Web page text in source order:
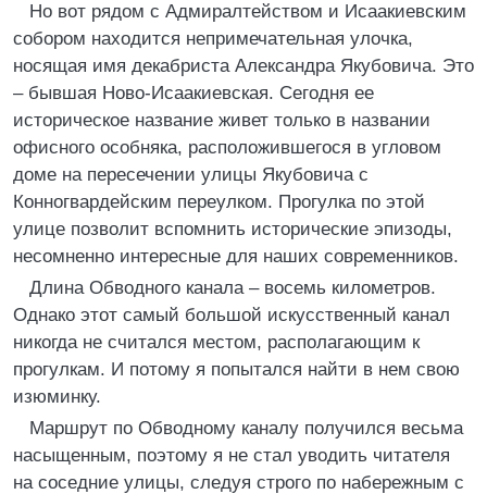
Но вот рядом с Адмиралтейством и Исаакиевским
собором находится непримечательная улочка,
носящая имя декабриста Александра Якубовича. Это
– бывшая Ново-Исаакиевская. Сегодня ее
историческое название живет только в названии
офисного особняка, расположившегося в угловом
доме на пересечении улицы Якубовича с
Конногвардейским переулком. Прогулка по этой
улице позволит вспомнить исторические эпизоды,
несомненно интересные для наших современников.
Длина Обводного канала – восемь километров.
Однако этот самый большой искусственный канал
никогда не считался местом, располагающим к
прогулкам. И потому я попытался найти в нем свою
изюминку.
Маршрут по Обводному каналу получился весьма
насыщенным, поэтому я не стал уводить читателя
на соседние улицы, следуя строго по набережным с